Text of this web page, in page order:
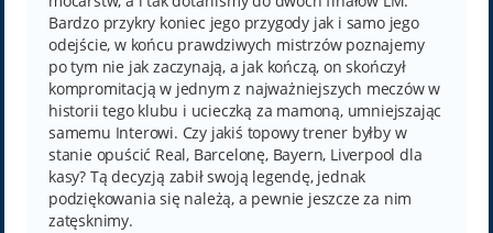
Bardzo przykry koniec jego przygody jak i samo jego
odejście, w końcu prawdziwych mistrzów poznajemy
po tym nie jak zaczynają, a jak kończą, on skończył
kompromitacją w jednym z najważniejszych meczów w
historii tego klubu i ucieczką za mamoną, umniejszając
samemu Interowi. Czy jakiś topowy trener byłby w
stanie opuścić Real, Barcelonę, Bayern, Liverpool dla
kasy? Tą decyzją zabił swoją legendę, jednak
podziękowania się należą, a pewnie jeszcze za nim
zatęsknimy.